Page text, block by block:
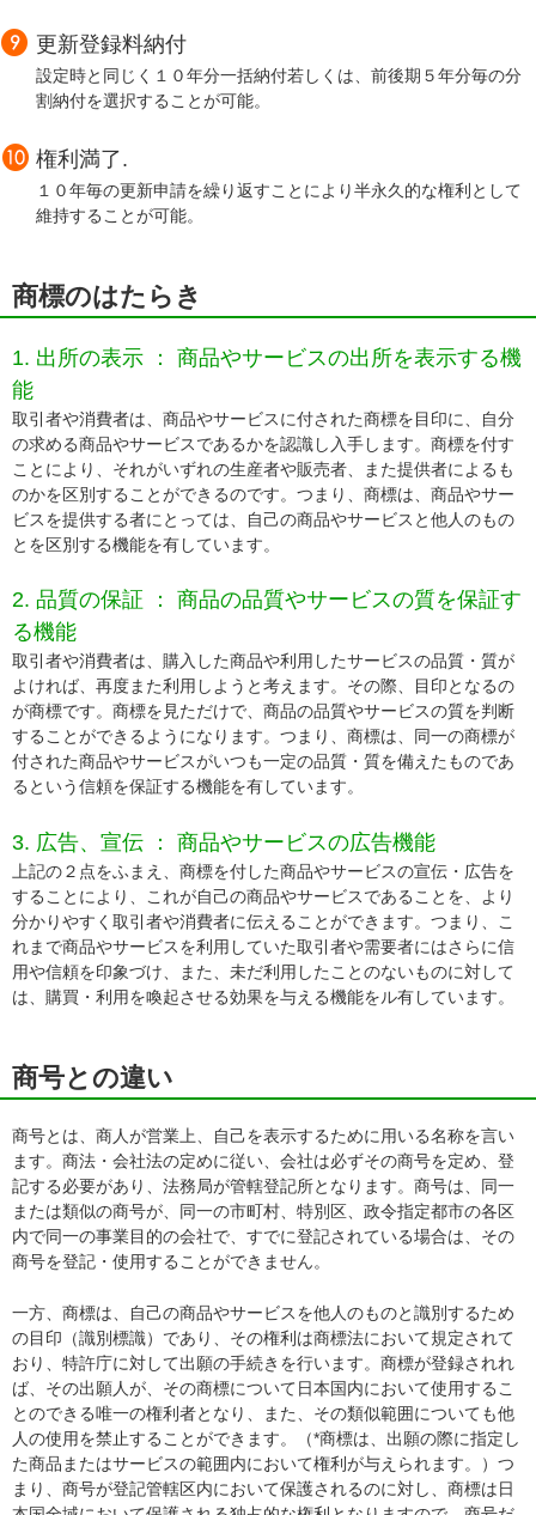
更新登録料納付
設定時と同じく１０年分一括納付若しくは、前後期５年分毎の分
割納付を選択することが可能。
権利満了.
１０年毎の更新申請を繰り返すことにより半永久的な権利として
維持することが可能。
商標のはたらき
1. 出所の表示 ： 商品やサービスの出所を表示する機
能
取引者や消費者は、商品やサービスに付された商標を目印に、自分
の求める商品やサービスであるかを認識し入手します。商標を付す
ことにより、それがいずれの生産者や販売者、また提供者によるも
のかを区別することができるのです。つまり、商標は、商品やサー
ビスを提供する者にとっては、自己の商品やサービスと他人のもの
とを区別する機能を有しています。
2. 品質の保証 ： 商品の品質やサービスの質を保証す
る機能
取引者や消費者は、購入した商品や利用したサービスの品質・質が
よければ、再度また利用しようと考えます。その際、目印となるの
が商標です。商標を見ただけで、商品の品質やサービスの質を判断
することができるようになります。つまり、商標は、同一の商標が
付された商品やサービスがいつも一定の品質・質を備えたものであ
るという信頼を保証する機能を有しています。
3. 広告、宣伝 ： 商品やサービスの広告機能
上記の２点をふまえ、商標を付した商品やサービスの宣伝・広告を
することにより、これが自己の商品やサービスであることを、より
分かりやすく取引者や消費者に伝えることができます。つまり、こ
れまで商品やサービスを利用していた取引者や需要者にはさらに信
用や信頼を印象づけ、また、未だ利用したことのないものに対して
は、購買・利用を喚起させる効果を与える機能をル有しています。
商号との違い
商号とは、商人が営業上、自己を表示するために用いる名称を言い
ます。商法・会社法の定めに従い、会社は必ずその商号を定め、登
記する必要があり、法務局が管轄登記所となります。商号は、同一
または類似の商号が、同一の市町村、特別区、政令指定都市の各区
内で同一の事業目的の会社で、すでに登記されている場合は、その
商号を登記・使用することができません。
一方、商標は、自己の商品やサービスを他人のものと識別するため
の目印（識別標識）であり、その権利は商標法において規定されて
おり、特許庁に対して出願の手続きを行います。商標が登録されれ
ば、その出願人が、その商標について日本国内において使用するこ
とのできる唯一の権利者となり、また、その類似範囲についても他
人の使用を禁止することができます。（*商標は、出願の際に指定し
た商品またはサービスの範囲内において権利が与えられます。）つ
まり、商号が登記管轄区内において保護されるのに対し、商標は日